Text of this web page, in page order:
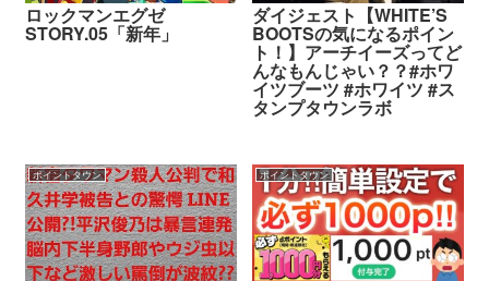
ロックマンエグゼ
STORY.05「新年」
ダイジェスト【WHITE’S
BOOTSの気になるポイン
ト！】アーチイーズってど
んなもんじゃい？？#ホワ
イツブーツ #ホワイツ #ス
タンプタウンラボ
ポイントタウン ポイントタウン